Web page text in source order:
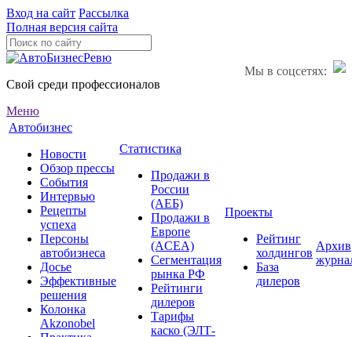
Вход на сайт Рассылка
Полная версия сайта
Мы в соцсетях:
Свой среди профессионалов
Меню
Автобизнес
Новости
Обзор прессы
События
Интервью
Рецепты
успеха
Персоны
автобизнеса
Досье
Эффективные
решения
Колонка
Akzonobel
Статистика
Продажи в
России
(АЕБ)
Продажи в
Европе
(ACEA)
Сегментация
рынка РФ
Рейтинги
дилеров
Тарифы
каско (ЭЛТ-
Проекты
Рейтинг
холдингов
База
дилеров
Архив